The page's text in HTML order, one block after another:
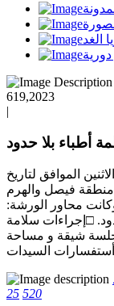
الغد
دورية
619,2023
|
أطباء بلا حدود
الموافق لتاريخ
عمل ل17 سيدة من منطقة فيصل والهرم
محاور الورشة:
□إجراءات سلامة
شيقة و مساحة
السيدات
25 520